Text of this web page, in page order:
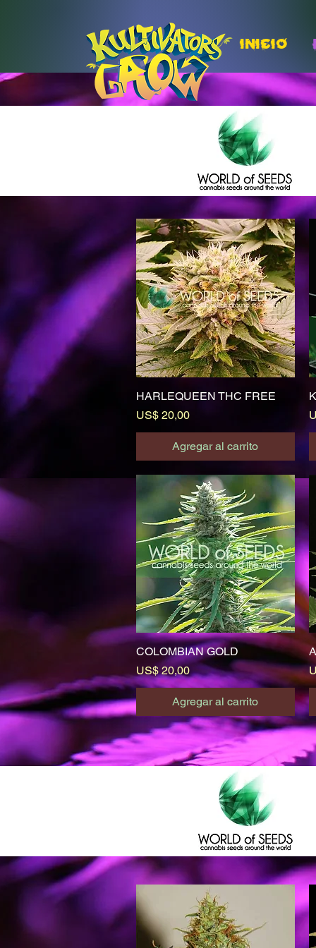
INICIO
Vista rápida
HARLEQUEEN THC FREE
Precio
US$ 20,00
Agregar al carrito
Vista rápida
COLOMBIAN GOLD
Precio
US$ 20,00
Agregar al carrito